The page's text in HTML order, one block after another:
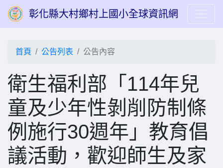
彰化縣大村鄉村上國小全球資訊網
首頁 公告列表 公告內容
衛生福利部「114年兒
童及少年性剝削防制條
例施行30週年」教育倡
議活動，歡迎師生及家